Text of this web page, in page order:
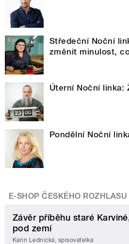
Středeční Noční
změnit minulost,
Úterní Noční linka:
Pondělní Noční
E-SHOP ČESKÉHO ROZHLASU
Závěr příběhu staré
pod zemí
Karin Lednická, spisovatelka